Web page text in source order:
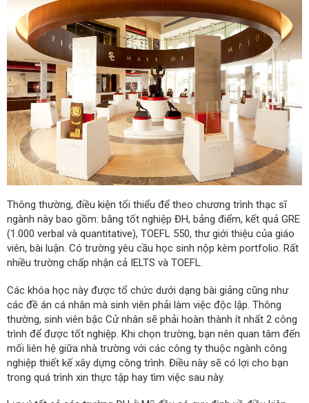
Thông thường, điều kiện tối thiểu để theo chương trình thạc sĩ
ngành này bao gồm: bằng tốt nghiệp ĐH, bảng điểm, kết quả GRE
(1.000 verbal và quantitative), TOEFL 550, thư giới thiệu của giáo
viên, bài luận. Có trường yêu cầu học sinh nộp kèm portfolio. Rất
nhiều trường chấp nhận cả IELTS và TOEFL.
Các khóa học này được tổ chức dưới dạng bài giảng cũng như
các đề án cá nhân mà sinh viên phải làm việc độc lập. Thông
thường, sinh viên bậc Cử nhân sẽ phải hoàn thành ít nhất 2 công
trình để được tốt nghiệp. Khi chọn trường, bạn nên quan tâm đến
mối liên hệ giữa nhà trường với các công ty thuộc ngành công
nghiệp thiết kế xây dựng công trình. Điều này sẽ có lợi cho bạn
trong quá trình xin thực tập hay tìm việc sau này.